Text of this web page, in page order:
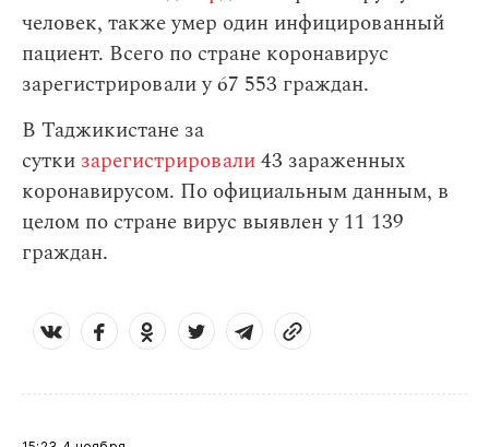
человек, также умер один инфицированный
пациент. Всего по стране коронавирус
зарегистрировали у 67 553 граждан.
В Таджикистане за
сутки зарегистрировали43 зараженных
коронавирусом. По официальным данным, в
целом по стране вирус выявлен у 11 139
граждан.